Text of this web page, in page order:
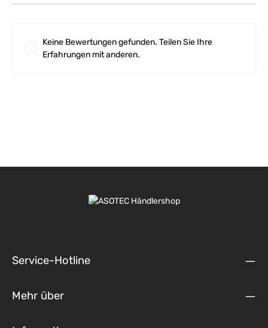
Keine Bewertungen gefunden. Teilen Sie Ihre
Erfahrungen mit anderen.
Service-Hotline
Mehr über